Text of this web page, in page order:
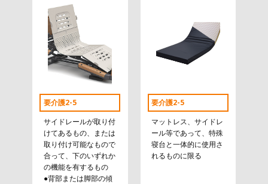
要介護2-5
サイドレールが取り付
けてあるもの、または
取り付け可能なもので
合って、下のいずれか
の機能を有するもの
●背部または脚部の傾
要介護2-5
マットレス、サイドレ
ール等であって、特殊
寝台と一体的に使用さ
れるものに限る